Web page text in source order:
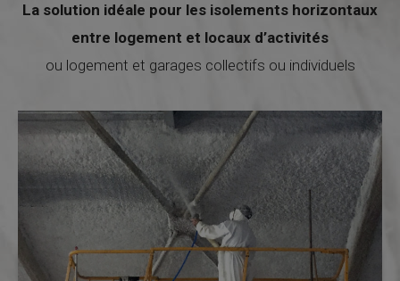
La solution idéale pour les isolements horizontaux
entre logement et locaux d’activités
ou logement et garages collectifs ou individuels